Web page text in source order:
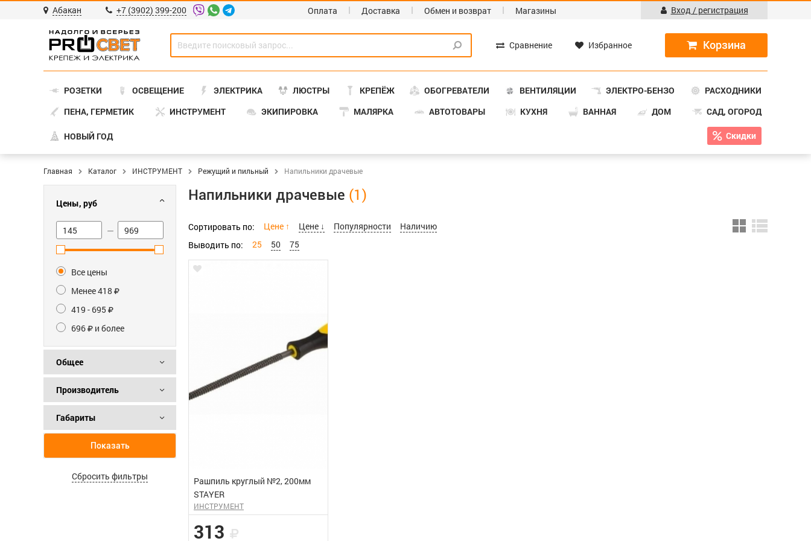
Абакан +7 (3902) 399-200 Оплата Доставка Обмен и возврат Магазины Вход / регистрация
Сравнение Избранное
РОЗЕТКИ ОСВЕЩЕНИЕ ЭЛЕКТРИКА ЛЮСТРЫ КРЕПЁЖ ОБОГРЕВАТЕЛИ ВЕНТИЛЯЦИИ ЭЛЕКТРО-БЕНЗО
РАСХОДНИКИ
ПЕНА, ГЕРМЕТИК
ИНСТРУМЕНТ ЭКИПИРОВКА МАЛЯРКА АВТОТОВАРЫ КУХНЯ ВАННАЯ ДОМ САД, ОГОРОД
НОВЫЙ ГОД Скидки
Главная Каталог ИНСТРУМЕНТ Режущий и пильный Напильники драчевые
Цены, руб
—
Все цены
Менее 418
419 - 695
696
и более
Общее
Производитель
Габариты
Показать
Сбросить фильтры
Напильники драчевые
Сортировать по: Цене ↑ Цене ↓ Популярности
Наличию
Выводить по:
25 50 75
Рашпиль круглый №2, 200мм
STAYER
ИНСТРУМЕНТ
313